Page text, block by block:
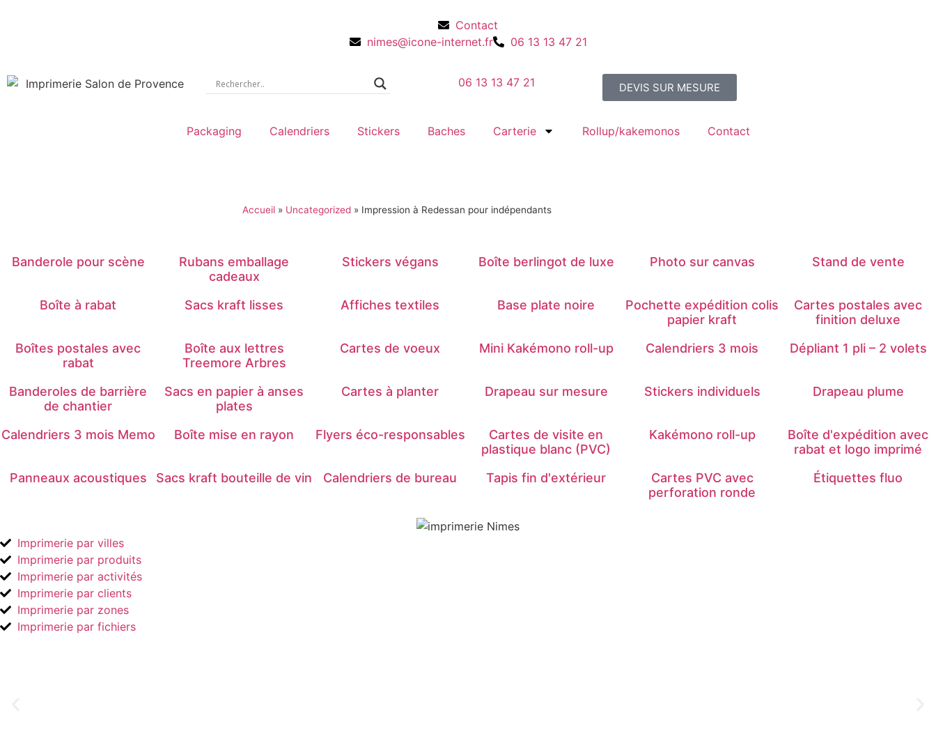
Contact
nimes@icone-internet.fr
06 13 13 47 21
06 13 13 47 21 DEVIS SUR MESURE
Packaging Calendriers Stickers Baches Carterie Rollup/kakemonos Contact
Accueil » Uncategorized » Impression à Redessan pour indépendants
Banderole pour scène
Rubans emballage
cadeaux
Stickers végans Boîte berlingot de luxe Photo sur canvas Stand de vente
Boîte à rabat Sacs kraft lisses Affiches textiles Base plate noire
Pochette expédition colis
papier kraft
Cartes postales avec
finition deluxe
Boîtes postales avec
rabat
Boîte aux lettres
Treemore Arbres
Cartes de voeux Mini Kakémono roll-up Calendriers 3 mois Dépliant 1 pli – 2 volets
Banderoles de barrière
de chantier
Sacs en papier à anses
plates
Cartes à planter Drapeau sur mesure Stickers individuels Drapeau plume
Calendriers 3 mois Memo Boîte mise en rayon Flyers éco-responsables
Cartes de visite en
plastique blanc (PVC)
Kakémono roll-up
Boîte d'expédition avec
rabat et logo imprimé
Panneaux acoustiques
Sacs kraft bouteille de vin Calendriers de bureau Tapis fin d'extérieur
Cartes PVC avec
perforation ronde
Étiquettes fluo
Imprimerie par villes
Imprimerie par produits
Imprimerie par activités
Imprimerie par clients
Imprimerie par zones
Imprimerie par fichiers